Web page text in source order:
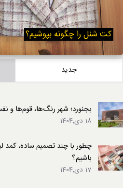
کت شنل را چگونه بپوشیم؟
جدید
بجنورد؛ شهر رنگ‌ها، قوم‌ها و
18 دی,1404
چطور با چند تصمیم ساده، کمد
باشیم؟
17 دی,1404